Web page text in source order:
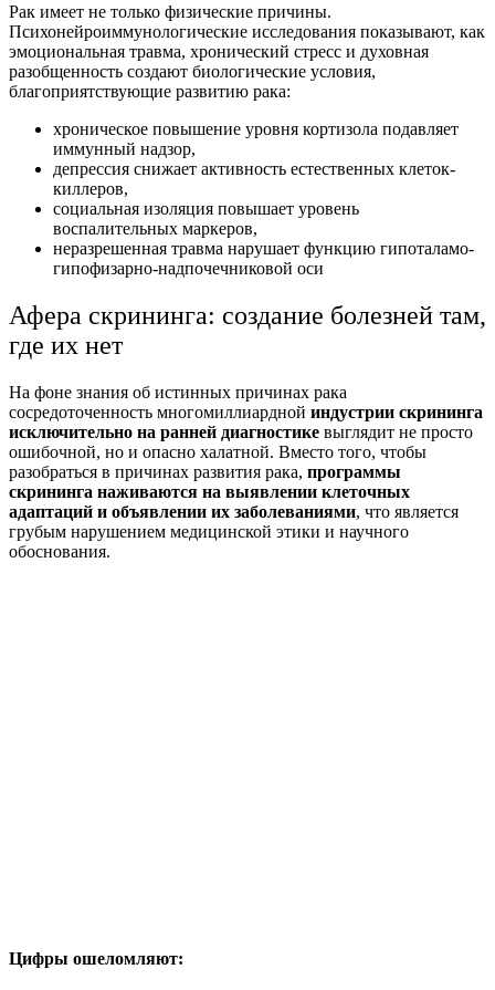
Рак имеет не только физические причины.
Психонейроиммунологические исследования показывают, как
эмоциональная травма, хронический стресс и духовная
разобщенность создают биологические условия,
благоприятствующие развитию рака:
хроническое повышение уровня кортизола подавляет
иммунный надзор,
депрессия снижает активность естественных клеток-
киллеров,
социальная изоляция повышает уровень
воспалительных маркеров,
неразрешенная травма нарушает функцию гипоталамо-
гипофизарно-надпочечниковой оси
Афера скрининга: создание болезней там,
где их нет
На фоне знания об истинных причинах рака
сосредоточенность многомиллиардной индустрии скрининга
исключительно на ранней диагностике выглядит не просто
ошибочной, но и опасно халатной. Вместо того, чтобы
разобраться в причинах развития рака, программы
скрининга наживаются на выявлении клеточных
адаптаций и объявлении их заболеваниями, что является
грубым нарушением медицинской этики и научного
обоснования.
Цифры ошеломляют: